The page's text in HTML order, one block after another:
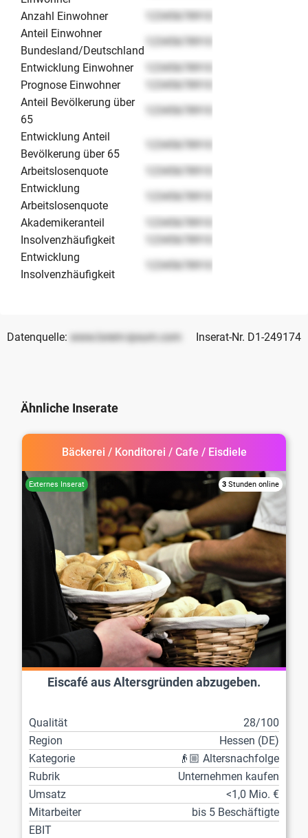
Anzahl Einwohner
12345678910
Anteil Einwohner
Bundesland/Deutschland
12345678910
Entwicklung Einwohner
12345678910
Prognose Einwohner
12345678910
Anteil Bevölkerung über
65
12345678910
Entwicklung Anteil
Bevölkerung über 65
12345678910
Arbeitslosenquote
12345678910
Entwicklung
Arbeitslosenquote
12345678910
Akademikeranteil
12345678910
Insolvenzhäufigkeit
12345678910
Entwicklung
Insolvenzhäufigkeit
12345678910
Datenquelle: www.lorem-ipsum.com Inserat-Nr. D1-249174
Ähnliche Inserate
Bäckerei / Konditorei / Cafe / Eisdiele
3 Stunden online
Eiscafé aus Altersgründen abzugeben.
Qualität
28/100
Region
Hessen (DE)
Kategorie
👴🏼 Altersnachfolge
Rubrik
Unternehmen kaufen
Umsatz
<1,0 Mio. €
Mitarbeiter
bis 5 Beschäftigte
EBIT